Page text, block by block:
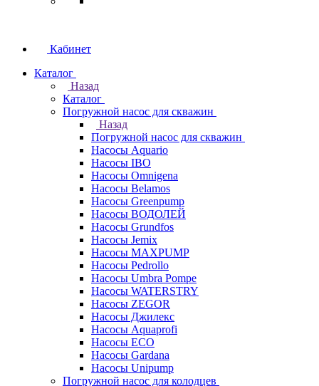
Кабинет
Каталог
Назад
Каталог
Погружной насос для скважин
Назад
Погружной насос для скважин
Насосы Aquario
Насосы IBO
Насосы Omnigena
Насосы Belamos
Насосы Greenpump
Насосы ВОДОЛЕЙ
Насосы Grundfos
Насосы Jemix
Насосы MAXPUMP
Насосы Pedrollo
Насосы Umbra Pompe
Насосы WATERSTRY
Насосы ZEGOR
Насосы Джилекс
Насосы Aquaprofi
Насосы ECO
Насосы Gardana
Насосы Unipump
Погружной насос для колодцев